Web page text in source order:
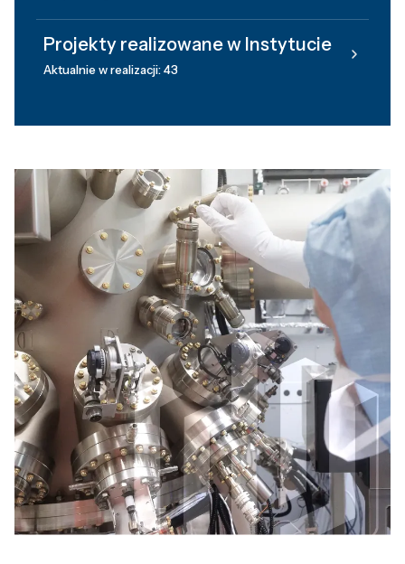
Projekty realizowane w Instytucie
Aktualnie w realizacji: 43